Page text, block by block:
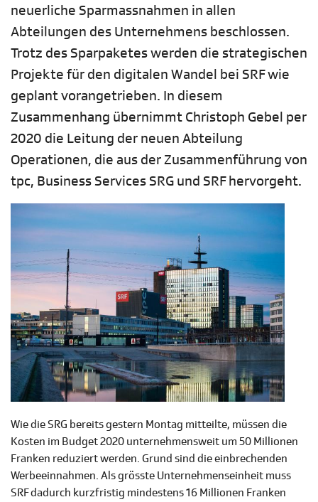
neuerliche Sparmassnahmen in allen
Abteilungen des Unternehmens beschlossen.
Trotz des Sparpaketes werden die strategischen
Projekte für den digitalen Wandel bei SRF wie
geplant vorangetrieben. In diesem
Zusammenhang übernimmt Christoph Gebel per
2020 die Leitung der neuen Abteilung
Operationen, die aus der Zusammenführung von
tpc, Business Services SRG und SRF hervorgeht.
Wie die SRG bereits gestern Montag mitteilte, müssen die
Kosten im Budget 2020 unternehmensweit um 50 Millionen
Franken reduziert werden. Grund sind die einbrechenden
Werbeeinnahmen. Als grösste Unternehmenseinheit muss
SRF dadurch kurzfristig mindestens 16 Millionen Franken